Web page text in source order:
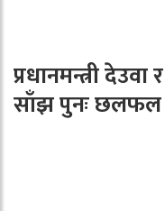
प्रधानमन्त्री
साँझ पुनः